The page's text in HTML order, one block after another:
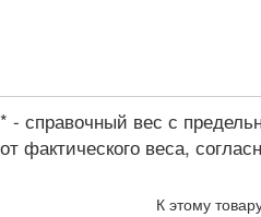
* - справочный вес с
от фактического веса,
К этому